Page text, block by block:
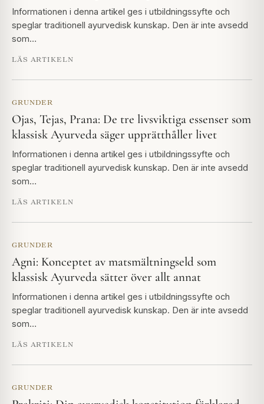
Informationen i denna artikel ges i utbildningssyfte och
speglar traditionell ayurvedisk kunskap. Den är inte avsedd
som…
LÄS ARTIKELN
GRUNDER
Ojas, Tejas, Prana: De tre livsviktiga essenser som
klassisk Ayurveda säger upprätthåller livet
Informationen i denna artikel ges i utbildningssyfte och
speglar traditionell ayurvedisk kunskap. Den är inte avsedd
som…
LÄS ARTIKELN
GRUNDER
Agni: Konceptet av matsmältningseld som
klassisk Ayurveda sätter över allt annat
Informationen i denna artikel ges i utbildningssyfte och
speglar traditionell ayurvedisk kunskap. Den är inte avsedd
som…
LÄS ARTIKELN
GRUNDER